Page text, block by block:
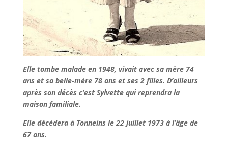
Elle tombe malade en 1948, vivait avec sa mère 74
ans et sa belle-mère 78 ans et ses 2 filles. D’ailleurs
après son décès c’est Sylvette qui reprendra la
maison familiale.
Elle décèdera à Tonneins le 22 juillet 1973 à l’âge de
67 ans.